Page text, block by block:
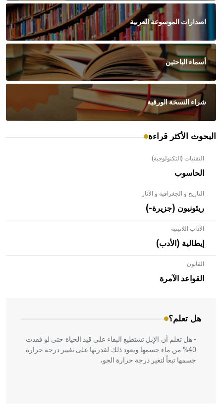
اصدارات الموسوعة العربية
أسماء الباحثين
شراء النسخة الورقية
البحوث الأكثر قراءة
التقنيات (التكنولوجية)
الحاسوب
التاريخ و الجغرافية و الآثار
ريئونيون (جزيرة-)
الآداب اللاتينية
إيطالية (الأدب)
القانون
القواعد الآمرة
هل تعلم؟
- هل تعلم أن الأبلق نوع من الفنون الهندسية التي ارتبطت
بالعمارة الإسلامية في بلاد الشام ومصر خاصة، حيث يحرص
المعمار على بناء مداميكه وخاصة في الواجهات
- هل تعلم أن الإبل تستطيع البقاء على قيد الحياة حتى لو فقدت
40% من ماء جسمها ويعود ذلك لقدرتها على تغيير درجة حرارة
جسمها تبعاً لتغير درجة حرارة الجو،